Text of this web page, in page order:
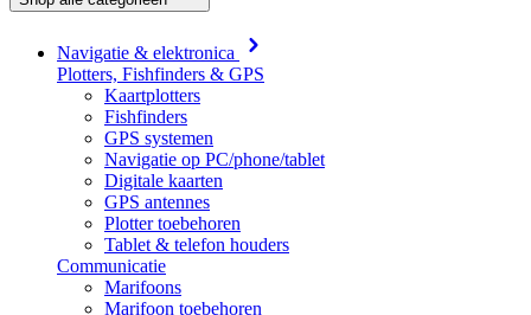
Navigatie & elektronica
Plotters, Fishfinders & GPS
Kaartplotters
Fishfinders
GPS systemen
Navigatie op PC/phone/tablet
Digitale kaarten
GPS antennes
Plotter toebehoren
Tablet & telefon houders
Communicatie
Marifoons
Marifoon toebehoren